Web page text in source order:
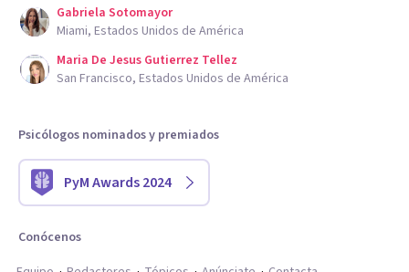
Gabriela Sotomayor
Miami, Estados Unidos de América
Maria De Jesus Gutierrez Tellez
San Francisco, Estados Unidos de América
Psicólogos nominados y premiados
PyM Awards 2024
Conócenos